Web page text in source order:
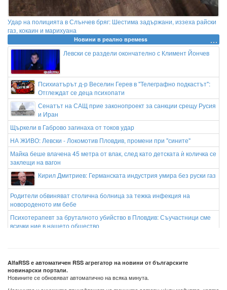
Удар на полицията в Слънчев бряг: Шестима задържани, иззеха райски
газ, кокаин и марихуана
Новини в реално времеss
Левски се раздели окончателно с Климент Йончев
Психиатърът д-р Веселин Герев в "Телеграфно подкастът":
Отглеждат се деца психопати
Сенатът на САЩ прие законопроект за санкции срещу Русия
и Иран
Щъркели в Габрово загинаха от токов удар
НА ЖИВО: Левски - Локомотив Пловдив, промени при "сините"
Майка беше влачена 45 метра от влак, след като детската ѝ количка се
заклещи на вагон
Кирил Дмитриев: Германската индустрия умира без руски газ
Родители обвиняват столична болница за тежка инфекция на
новороденото им бебе
Психотерапевт за бруталното убийство в Пловдив: Съучастници сме
всички ние в нашето общество
AlfaRSS е автоматичен RSS агрегатор на новини от българските
новинарски портали.
Новините се обновяват автоматично на всяка минута.